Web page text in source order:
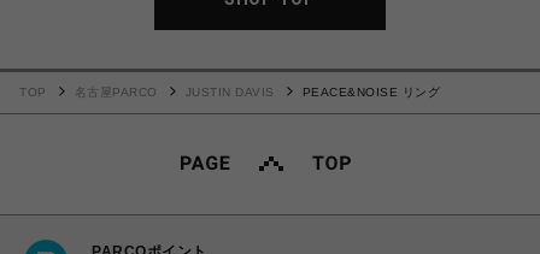
TOP 名古屋PARCO JUSTIN DAVIS PEACE&NOISE リング